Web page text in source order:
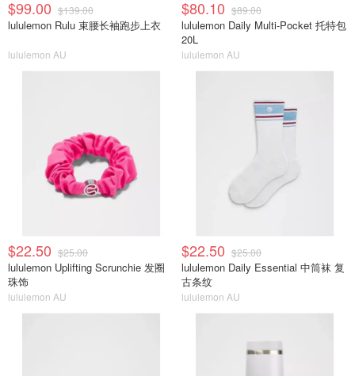
$99.00 $139.00
lululemon Rulu 束腰长袖跑步上衣
lululemon AU
$80.10 $89.00
lululemon Daily Multi-Pocket 托特包
20L
lululemon AU
$22.50 $25.00
lululemon Uplifting Scrunchie 发圈
珠饰
lululemon AU
$22.50 $25.00
lululemon Daily Essential 中筒袜 复
古条纹
lululemon AU